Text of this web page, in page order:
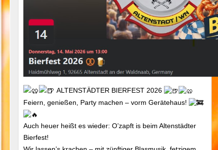
ALTENSTÄDTER BIERFEST 2026
Feiern, genießen, Party machen – vorm Gerätehaus!
Auch heuer heißt es wieder: O’zapft is beim Altenstädter
Bierfest!